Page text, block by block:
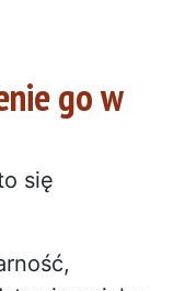
go w
się